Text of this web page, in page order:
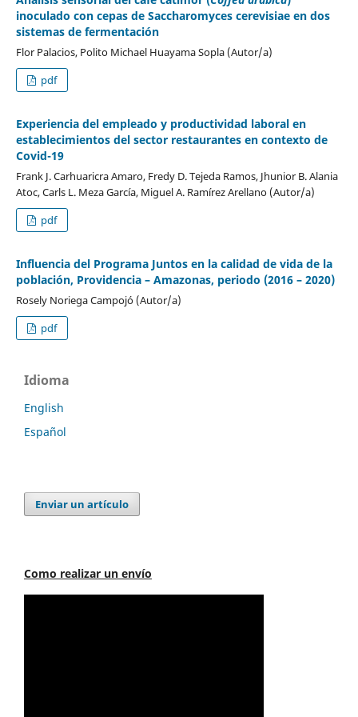
inoculado con cepas de Saccharomyces cerevisiae en dos
sistemas de fermentación
Flor Palacios, Polito Michael Huayama Sopla (Autor/a)
pdf
Experiencia del empleado y productividad laboral en
establecimientos del sector restaurantes en contexto de
Covid-19
Frank J. Carhuaricra Amaro, Fredy D. Tejeda Ramos, Jhunior B. Alania
Atoc, Carls L. Meza García, Miguel A. Ramírez Arellano (Autor/a)
pdf
Influencia del Programa Juntos en la calidad de vida de la
población, Providencia – Amazonas, periodo (2016 – 2020)
Rosely Noriega Campojó (Autor/a)
pdf
Idioma
English
Español
Enviar un artículo
Como realizar un envío